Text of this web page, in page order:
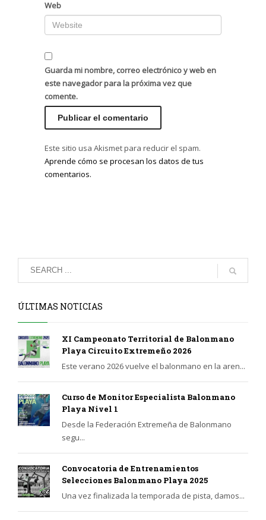
Web
Guarda mi nombre, correo electrónico y web en
este navegador para la próxima vez que
comente.
Este sitio usa Akismet para reducir el spam.
Aprende cómo se procesan los datos de tus
comentarios.
ÚLTIMAS NOTICIAS
XI Campeonato Territorial de Balonmano
Playa Circuito Extremeño 2026
Este verano 2026 vuelve el balonmano en la aren...
Curso de Monitor Especialista Balonmano
Playa Nivel 1
Desde la Federación Extremeña de Balonmano
segu...
Convocatoria de Entrenamientos
Selecciones Balonmano Playa 2025
Una vez finalizada la temporada de pista, damos...